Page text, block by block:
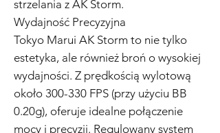
strzelania z AK Storm.
Wydajność Precyzyjna
Tokyo Marui AK Storm to nie tylko
estetyka, ale również broń o wysokiej
wydajności. Z prędkością wylotową
około 300-330 FPS (przy użyciu BB
0.20g), oferuje idealne połączenie
mocy i precyzji. Regulowany system